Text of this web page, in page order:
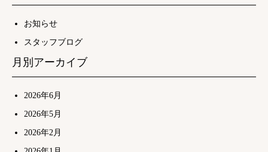
お知らせ
スタッフブログ
月別アーカイブ
2026年6月
2026年5月
2026年2月